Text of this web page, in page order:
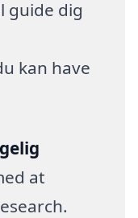
guide dig
kan have
at